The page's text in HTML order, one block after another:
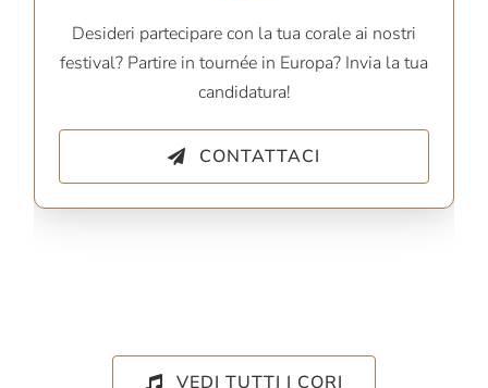
Desideri partecipare con la tua corale ai nostri
festival? Partire in tournée in Europa? Invia la tua
candidatura!
CONTATTACI
VEDI TUTTI I CORI